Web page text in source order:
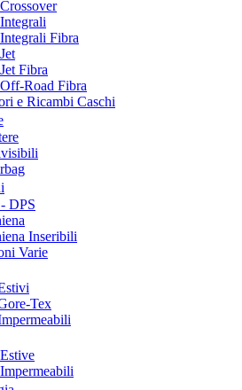
Fibra
Fibra
Road Fibra
e Ricambi Caschi
DPS
Inseribili
Varie
Tex